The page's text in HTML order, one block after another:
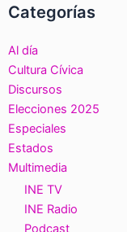
Categorías
Al día
Cultura Cívica
Discursos
Elecciones 2025
Especiales
Estados
Multimedia
INE TV
INE Radio